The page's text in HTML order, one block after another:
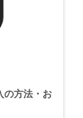
の方法・お